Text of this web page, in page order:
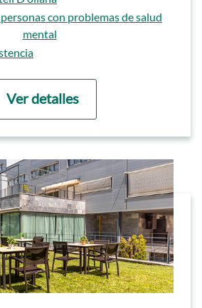
con problemas de salud
mental
Ver detalles